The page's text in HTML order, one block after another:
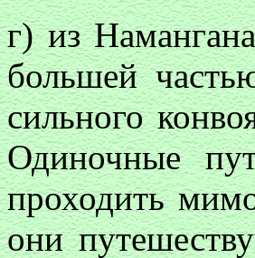
г) из
большей
сильного
Одиночные
проходить
они